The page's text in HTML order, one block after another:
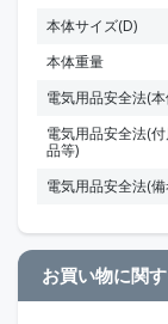
本体サイズ(D)
本体重量
電気用品安全法(
電気用品安全法(
品等)
電気用品安全法(
お買い物に関